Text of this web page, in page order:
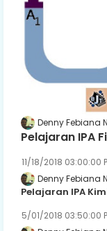
Denny Febiana
Pelajaran IPA
11/18/2018 03:00:00
Denny Febiana
Pelajaran IPA
5/01/2018 03:50:00